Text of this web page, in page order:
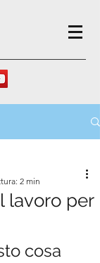
lavoro per
2 min
cosa